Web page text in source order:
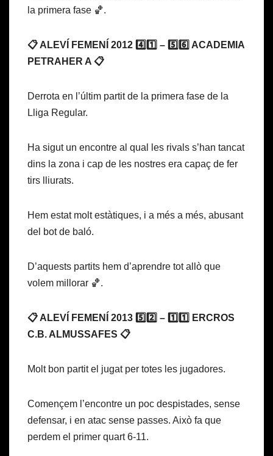
la primera fase 🏀.
📋 ALEVÍ FEMENÍ 2012 4️⃣1️⃣ – 5️⃣6️⃣ ACADEMIA
PETRAHER A 📋
Derrota en l’últim partit de la primera fase de la
Lliga Regular.
Ha sigut un encontre al qual les rivals s’han tancat
dins la zona i cap de les nostres era capaç de fer
tirs lliurats.
Hem estat molt estàtiques, i a més a més, abusant
del bot de baló.
D’aquests partits hem d’aprendre tot allò que
volem millorar 🏀.
📋 ALEVÍ FEMENÍ 2013 5️⃣2️⃣ – 1️⃣1️⃣ ERCROS
C.B. ALMUSSAFES 📋
Molt bon partit el jugat per totes les jugadores.
Començem l’encontre un poc despistades, sense
defensar, i en atac sense passes. Això fa que
perdem el primer quart 6-11.